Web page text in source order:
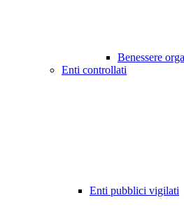
Benessere
Enti controllati
Enti pubblici vigilati